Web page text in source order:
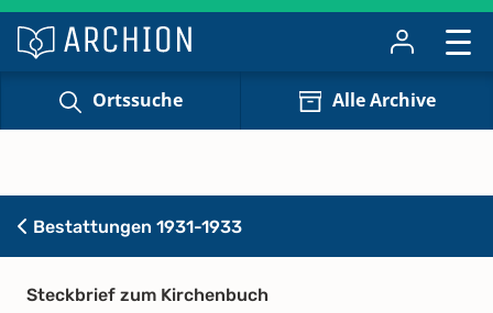
Ortssuche Alle Archive
Bestattungen 1931-1933
Steckbrief zum Kirchenbuch